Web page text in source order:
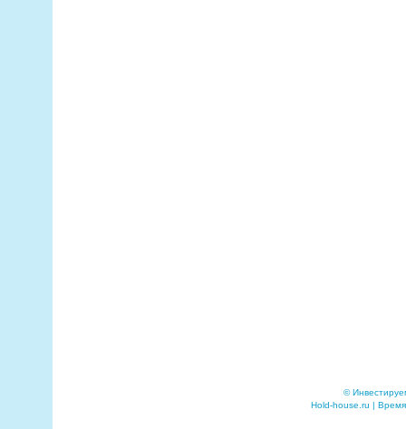
©
Hold-house.ru |